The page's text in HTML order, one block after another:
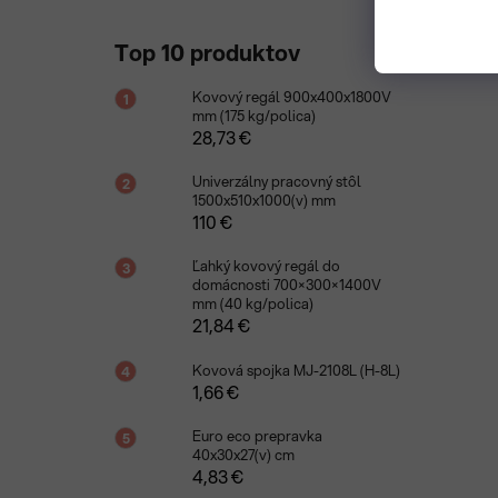
Top 10 produktov
Kovový regál 900x400x1800V
mm (175 kg/polica)
28,73 €
Univerzálny pracovný stôl
1500x510x1000(v) mm
110 €
Ľahký kovový regál do
domácnosti 700×300×1400V
mm (40 kg/polica)
21,84 €
Kovová spojka MJ-2108L (H-8L)
1,66 €
Euro eco prepravka
40x30x27(v) cm
4,83 €